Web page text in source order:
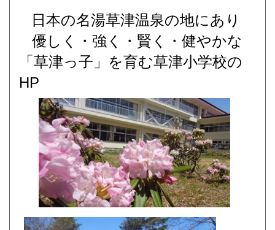
日本の名湯草津温泉の地にあり
優しく・強く・賢く・健やかな
「草津っ子」を育む草津小学校の
HP